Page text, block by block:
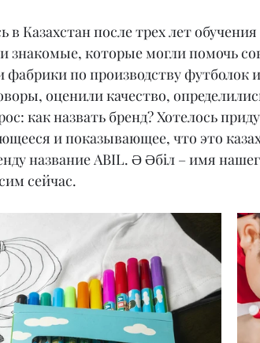
в Казахстан после трех лет
знакомые, которые могли помочь
по производству футболок
оценили качество,
как назвать бренд? Хотелось
и показывающее, что это
название ABIL. Ә Әбіл – имя
сейчас.